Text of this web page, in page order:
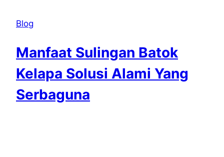
Blog
Manfaat Sulingan Batok
Kelapa Solusi Alami Yang
Serbaguna